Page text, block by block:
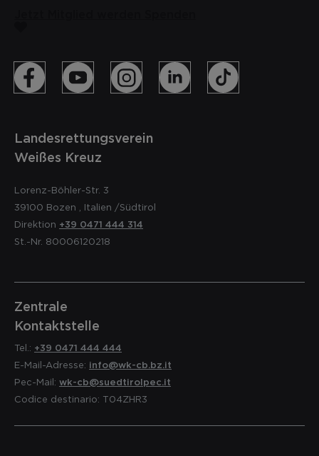
Landesrettungsverein
Weißes Kreuz
Lorenz-Böhler-Str. 3
39100 Bozen Italien /Südtirol
Direktion +39 0471 444 314
St.-Nr. 80006120218
Zentrale
Kontaktstelle
Tel.: +39 0471 444 444
E-Mail-Adresse: info@wk-cb.bz.it
Pec-Mail: wk-cb@suedtirolpec.it
Codice destinario: T04ZHR3